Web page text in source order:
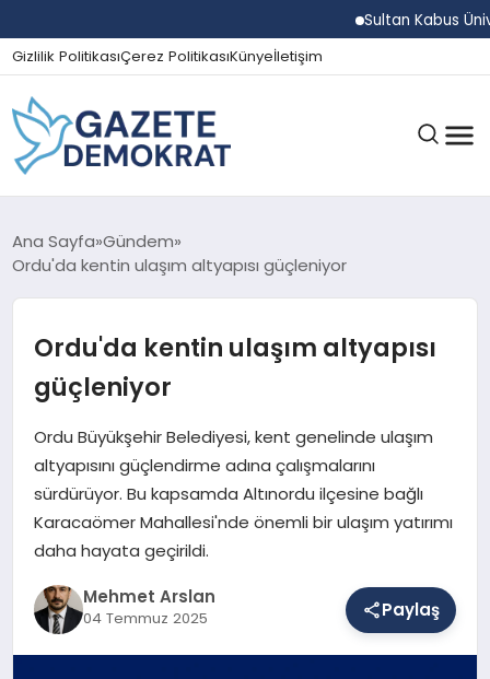
Sultan Kabus
Gizlilik PolitikasıÇerez PolitikasıKünyeİletişim
GÜNDEM
SPOR
MAGAZIN
SAĞLIK
Ana Sayfa Gündem
Ordu'da kentin ulaşım altyapısı güçleniyor
Ordu'da kentin ulaşım altyapısı
güçleniyor
Ordu Büyükşehir Belediyesi, kent genelinde ulaşım
altyapısını güçlendirme adına çalışmalarını
sürdürüyor. Bu kapsamda Altınordu ilçesine bağlı
Karacaömer Mahallesi'nde önemli bir ulaşım yatırımı
daha hayata geçirildi.
Mehmet Arslan
04 Temmuz 2025 Paylaş